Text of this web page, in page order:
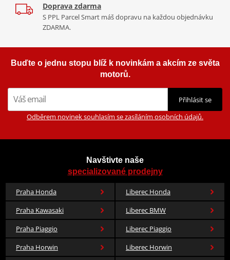
Doprava zdarma
S PPL Parcel Smart máš dopravu na každou objednávku
ZDARMA.
Buďte o jednu stopu blíž k novinkám a akcím ze světa
motorů.
Přihlásit se
Odběrem novinek souhlasím se zasíláním osobních údajů.
Navštivte naše
specializované prodejny
Praha Honda
Liberec Honda
Praha Kawasaki
Liberec BMW
Praha Piaggio
Liberec Piaggio
Praha Horwin
Liberec Horwin